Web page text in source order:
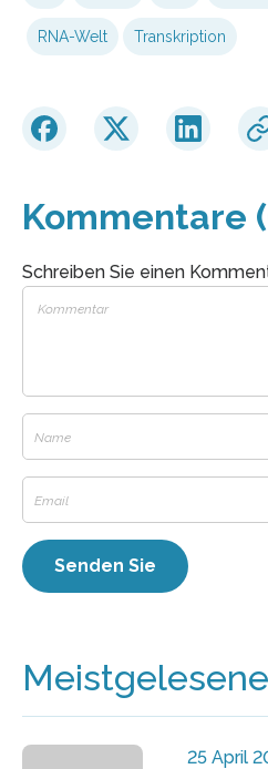
RNA-Welt Transkription
Kommentare
Schreiben Sie einen
25 April